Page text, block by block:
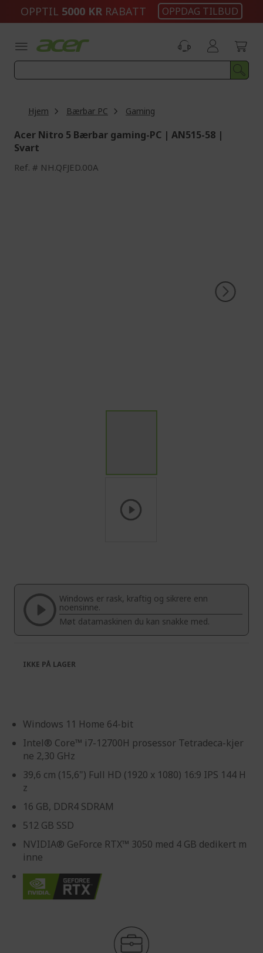
OPPTIL 5000 KR RABATT OPPDAG TILBUD
Hjem Bærbar PC Gaming
Acer Nitro 5 Bærbar gaming-PC | AN515-58 |
Svart
Ref. NH.QFJED.00A
beginning
the
images
gallery
Windows er rask, kraftig og sikrere enn
noensinne.
Møt datamaskinen du kan snakke med.
Windows 11 Home 64-bit
Intel® Core™ i7-12700H prosessor Tetradeca-kjer
ne 2,30 GHz
39,6 cm (15,6") Full HD (1920 x 1080) 16:9 IPS 144 H
z
16 GB, DDR4 SDRAM
512 GB SSD
NVIDIA® GeForce RTX™ 3050 med 4 GB dedikert m
inne
IKKE PÅ LAGER